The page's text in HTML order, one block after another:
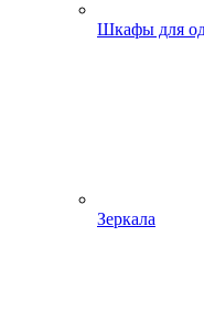
Шкафы для
Зеркала